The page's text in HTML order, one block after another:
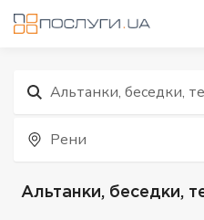
Альтанки, беседки,
Рени
Альтанки, беседки,